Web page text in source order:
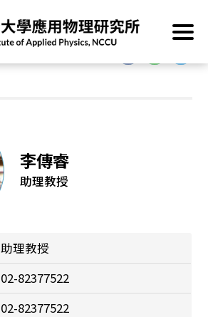
系所成員 /
李傳睿
助理教授
助理教授
02-82377522
02-82377522